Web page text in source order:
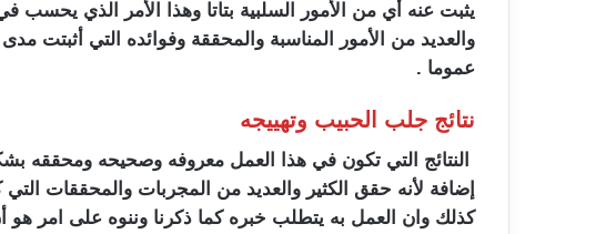
يثبت عنه أي من الأمور السلبية بتاتا وهذا الأمر الذي يحسب
والعديد من الأمور المناسبة والمحققة وفوائده التي أثبتت
عموما .
نتائج جلب الحبيب وتهييجه
النتائج التي تكون في هذا العمل معروفه وصحيحه ومحققه
إضافة لأنه حقق الكثير والعديد من المجربات والمحققات
كذلك وان العمل به يتطلب خبره كما ذكرنا وننوه على امر